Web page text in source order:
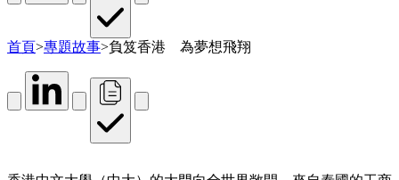
首頁>專題故事>負笈香港 為夢想飛翔